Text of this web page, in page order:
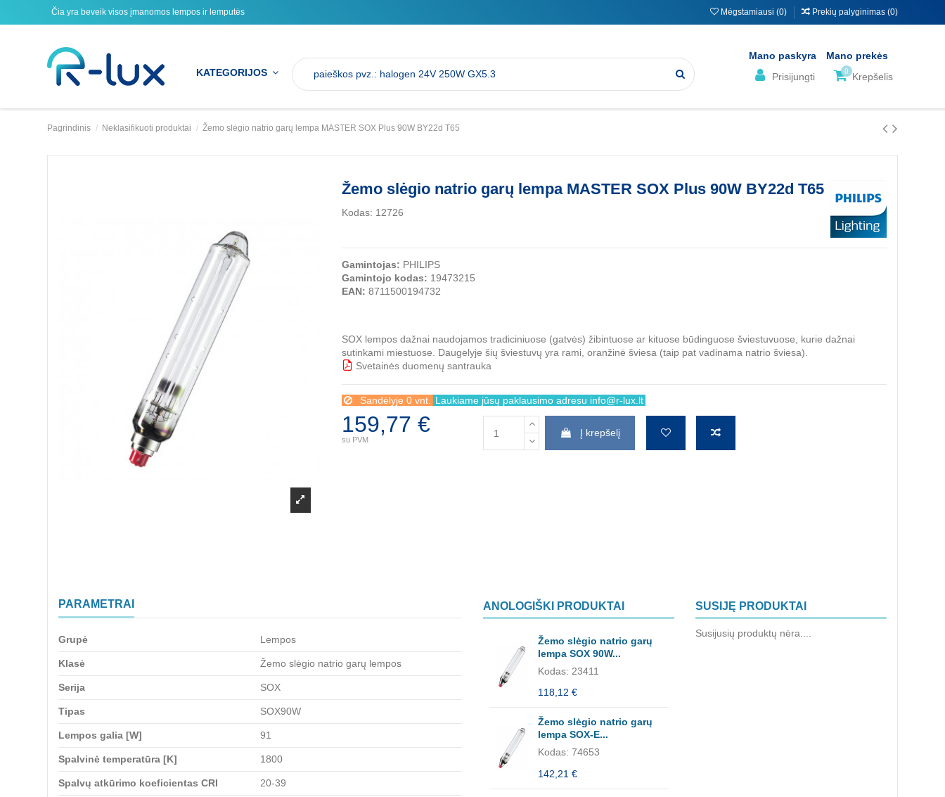
Čia yra beveik visos įmanomos lempos ir lemputės Mėgstamiausi (0) Prekių palyginimas (0)
KATEGORIJOS
Mano paskyra
Prisijungti
Mano prekės
0Krepšelis
Pagrindinis Neklasifikuoti produktai Žemo slėgio natrio garų lempa MASTER SOX Plus 90W BY22d T65
Žemo slėgio natrio garų lempa MASTER SOX Plus 90W BY22d T65
Kodas: 12726
Gamintojas: PHILIPS
Gamintojo kodas: 19473215
EAN: 8711500194732
SOX lempos dažnai naudojamos tradiciniuose (gatvės) žibintuose ar kituose būdinguose šviestuvuose, kurie dažnai
sutinkami miestuose. Daugelyje šių šviestuvų yra rami, oranžinė šviesa (taip pat vadinama natrio šviesa).
Svetainės duomenų santraukaBBB
Sandėlyje 0 vnt. Laukiame jūsų paklausimo adresu info@r-lux.lt
159,77 €
su PVM
Į krepšelį
PARAMETRAI
Grupė Lempos
Klasė Žemo slėgio natrio garų lempos
Serija SOX
Tipas SOX90W
Lempos galia [W] 91
Spalvinė temperatūra [K] 1800
Spalvų atkūrimo koeficientas CRI 20-39
ANOLOGIŠKI PRODUKTAI
Žemo slėgio natrio garų
lempa SOX 90W...
Kodas: 23411
118,12 €
Žemo slėgio natrio garų
lempa SOX-E...
Kodas: 74653
142,21 €
SUSIJĘ PRODUKTAI
Susijusių produktų nėra....